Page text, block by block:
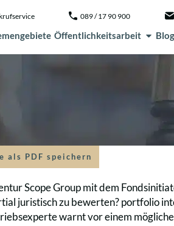
089 / 17 90 900
Öffentlichkeitsarbeit Blog
als PDF speichern
Scope Group mit dem
juristisch zu bewerten? portfolio
warnt vor einem